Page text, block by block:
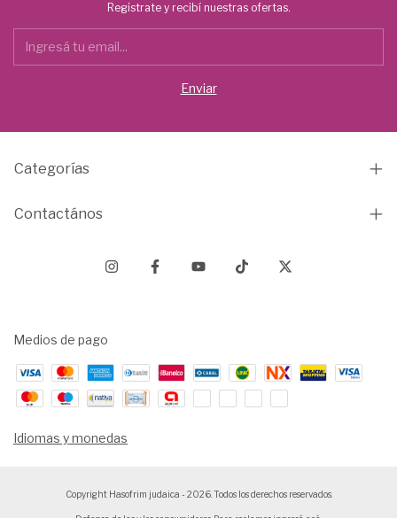
Registrate y recibí nuestras ofertas.
Categorías
Contactános
Medios de pago
Idiomas y monedas
Copyright Hasofrim judaica - 2026. Todos los derechos reservados.